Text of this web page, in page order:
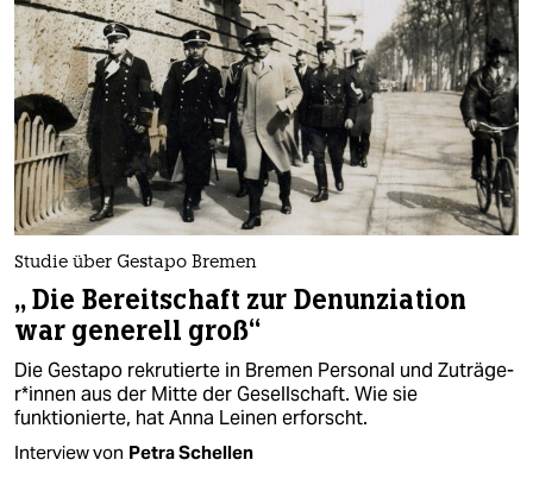
Studie über Gestapo Bremen
„ Die Bereitschaft zur Denunziation
war generell groß“
Die Gestapo rekrutierte in Bremen Personal und Zu­trä­ge­
r*in­nen aus der Mitte der Gesellschaft. Wie sie
funktionierte, hat Anna Leinen erforscht.
Interview von Petra Schellen